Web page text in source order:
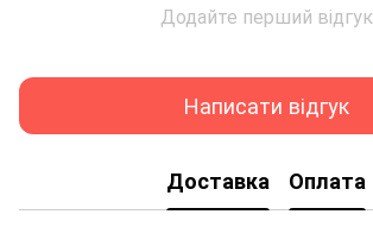
Додайте перший відгук
Написати відгук
Доставка Оплата